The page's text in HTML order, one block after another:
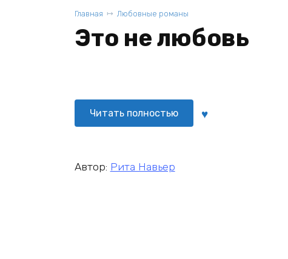
Главная Любовные романы
Это не любовь
Читать полностью
Автор: Рита Навьер